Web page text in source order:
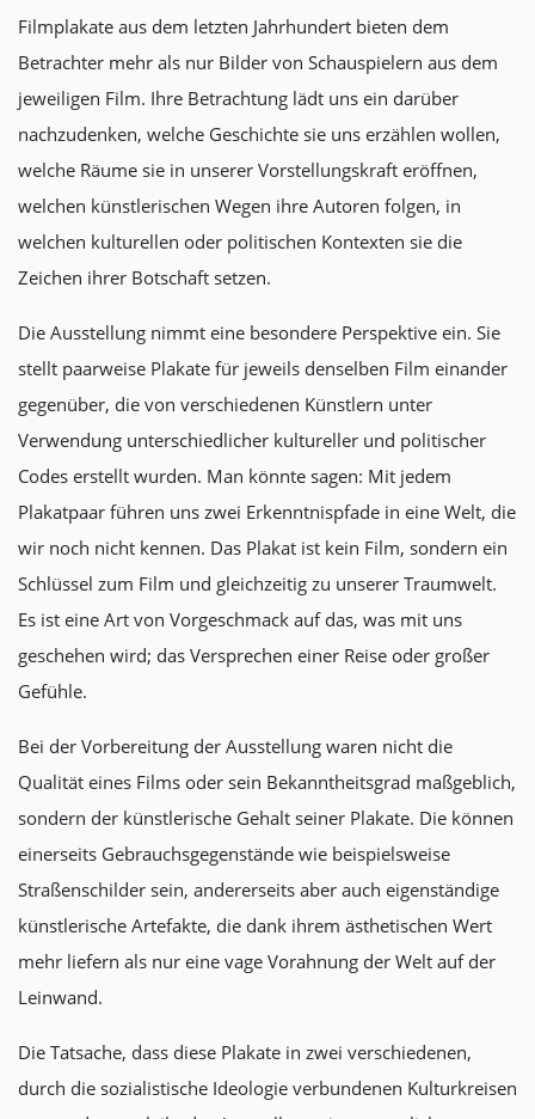
Filmplakate aus dem letzten Jahrhundert bieten dem
Betrachter mehr als nur Bilder von Schauspielern aus dem
jeweiligen Film. Ihre Betrachtung lädt uns ein darüber
nachzudenken, welche Geschichte sie uns erzählen wollen,
welche Räume sie in unserer Vorstellungskraft eröffnen,
welchen künstlerischen Wegen ihre Autoren folgen, in
welchen kulturellen oder politischen Kontexten sie die
Zeichen ihrer Botschaft setzen.
Die Ausstellung nimmt eine besondere Perspektive ein. Sie
stellt paarweise Plakate für jeweils denselben Film einander
gegenüber, die von verschiedenen Künstlern unter
Verwendung unterschiedlicher kultureller und politischer
Codes erstellt wurden. Man könnte sagen: Mit jedem
Plakatpaar führen uns zwei Erkenntnispfade in eine Welt, die
wir noch nicht kennen. Das Plakat ist kein Film, sondern ein
Schlüssel zum Film und gleichzeitig zu unserer Traumwelt.
Es ist eine Art von Vorgeschmack auf das, was mit uns
geschehen wird; das Versprechen einer Reise oder großer
Gefühle.
Bei der Vorbereitung der Ausstellung waren nicht die
Qualität eines Films oder sein Bekanntheitsgrad maßgeblich,
sondern der künstlerische Gehalt seiner Plakate. Die können
einerseits Gebrauchsgegenstände wie beispielsweise
Straßenschilder sein, andererseits aber auch eigenständige
künstlerische Artefakte, die dank ihrem ästhetischen Wert
mehr liefern als nur eine vage Vorahnung der Welt auf der
Leinwand.
Die Tatsache, dass diese Plakate in zwei verschiedenen,
durch die sozialistische Ideologie verbundenen Kulturkreisen